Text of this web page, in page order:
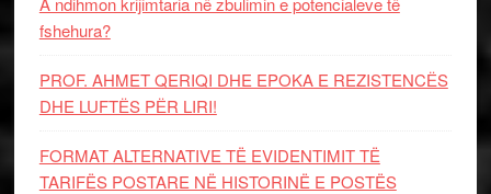
fshehura?
PROF. AHMET QERIQI DHE EPOKA E REZISTENCЁS
DHE LUFTЁS PЁR LIRI!
FORMAT ALTERNATIVE TË EVIDENTIMIT TË
TARIFËS POSTARE NË HISTORINË E POSTËS